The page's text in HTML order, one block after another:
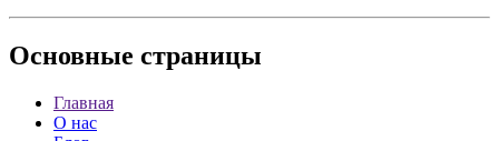
Основные страницы
Главная
О нас